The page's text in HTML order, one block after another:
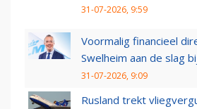
31-07-2026, 9:59
Voormalig financieel
Swelheim aan de slag
31-07-2026, 9:09
Rusland trekt